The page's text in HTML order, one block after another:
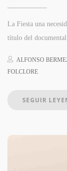
La Fiesta una
título del
ALFONSO
FOLCLORE
SEGUIR